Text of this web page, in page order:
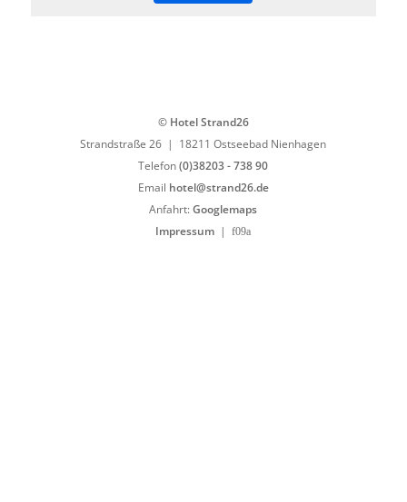
© Hotel Strand26
Strandstraße 26 | 18211 Ostseebad Nienhagen
Telefon(0)38203 - 738 90
Email hotel@strand26.de
Anfahrt:Googlemaps
Impressum |